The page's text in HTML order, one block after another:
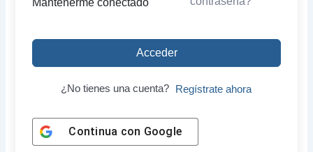
Acceder
¿No tienes una cuenta? Regístrate ahora
Continua con Google